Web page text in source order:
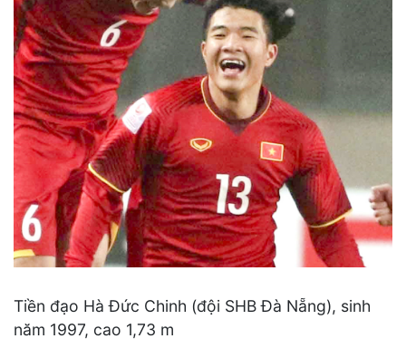
Tiền đạo Hà Đức Chinh (đội SHB Đà Nẵng), sinh
năm 1997, cao 1,73 m